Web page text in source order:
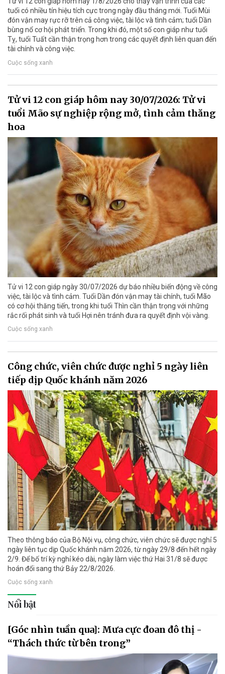
tuổi có nhiều tín hiệu tích cực trong ngày đầu tháng mới. Tuổi Mùi
đón vận may rực rỡ trên cả công việc, tài lộc và tình cảm; tuổi Dần
bùng nổ cơ hội phát triển. Trong khi đó, một số con giáp như tuổi
Tỵ, tuổi Tuất cần thận trọng hơn trong các quyết định liên quan đến
tài chính và công việc.
Cuộc sống xanh
Tử vi 12 con giáp hôm nay 30/07/2026: Tử vi
tuổi Mão sự nghiệp rộng mở, tình cảm thăng
hoa
Tử vi 12 con giáp ngày 30/07/2026 dự báo nhiều biến động về công
việc, tài lộc và tình cảm. Tuổi Dần đón vận may tài chính, tuổi Mão
có cơ hội thăng tiến, trong khi tuổi Thìn cần thận trọng với những
rắc rối phát sinh và tuổi Hợi nên tránh đưa ra quyết định vội vàng.
Cuộc sống xanh
Công chức, viên chức được nghỉ 5 ngày liên
tiếp dịp Quốc khánh năm 2026
Theo thông báo của Bộ Nội vụ, công chức, viên chức sẽ được nghỉ 5
ngày liên tục dịp Quốc khánh năm 2026, từ ngày 29/8 đến hết ngày
2/9. Để bố trí kỳ nghỉ kéo dài, ngày làm việc thứ Hai 31/8 sẽ được
hoán đổi sang thứ Bảy 22/8/2026.
Cuộc sống xanh
Nổi bật
[Góc nhìn tuần qua]: Mưa cực đoan đô thị -
“Thách thức từ bên trong”